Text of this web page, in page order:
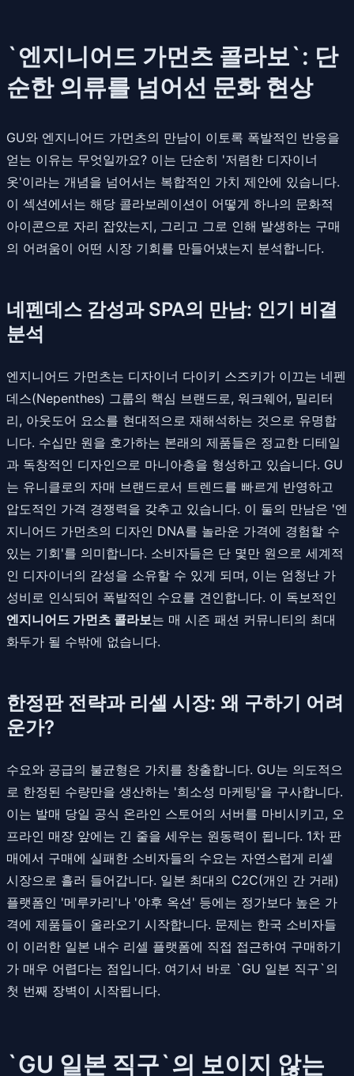
`엔지니어드 가먼츠 콜라보`: 단
순한 의류를 넘어선 문화 현상
GU와 엔지니어드 가먼츠의 만남이 이토록 폭발적인 반응을
얻는 이유는 무엇일까요? 이는 단순히 '저렴한 디자이너
옷'이라는 개념을 넘어서는 복합적인 가치 제안에 있습니다.
이 섹션에서는 해당 콜라보레이션이 어떻게 하나의 문화적
아이콘으로 자리 잡았는지, 그리고 그로 인해 발생하는 구매
의 어려움이 어떤 시장 기회를 만들어냈는지 분석합니다.
네펜데스 감성과 SPA의 만남: 인기 비결
분석
엔지니어드 가먼츠는 디자이너 다이키 스즈키가 이끄는 네펜
데스(Nepenthes) 그룹의 핵심 브랜드로, 워크웨어, 밀리터
리, 아웃도어 요소를 현대적으로 재해석하는 것으로 유명합
니다. 수십만 원을 호가하는 본래의 제품들은 정교한 디테일
과 독창적인 디자인으로 마니아층을 형성하고 있습니다. GU
는 유니클로의 자매 브랜드로서 트렌드를 빠르게 반영하고
압도적인 가격 경쟁력을 갖추고 있습니다. 이 둘의 만남은 '엔
지니어드 가먼츠의 디자인 DNA를 놀라운 가격에 경험할 수
있는 기회'를 의미합니다. 소비자들은 단 몇만 원으로 세계적
인 디자이너의 감성을 소유할 수 있게 되며, 이는 엄청난 가
성비로 인식되어 폭발적인 수요를 견인합니다. 이 독보적인
엔지니어드 가먼츠 콜라보는 매 시즌 패션 커뮤니티의 최대
화두가 될 수밖에 없습니다.
한정판 전략과 리셀 시장: 왜 구하기 어려
운가?
수요와 공급의 불균형은 가치를 창출합니다. GU는 의도적으
로 한정된 수량만을 생산하는 '희소성 마케팅'을 구사합니다.
이는 발매 당일 공식 온라인 스토어의 서버를 마비시키고, 오
프라인 매장 앞에는 긴 줄을 세우는 원동력이 됩니다. 1차 판
매에서 구매에 실패한 소비자들의 수요는 자연스럽게 리셀
시장으로 흘러 들어갑니다. 일본 최대의 C2C(개인 간 거래)
플랫폼인 '메루카리'나 '야후 옥션' 등에는 정가보다 높은 가
격에 제품들이 올라오기 시작합니다. 문제는 한국 소비자들
이 이러한 일본 내수 리셀 플랫폼에 직접 접근하여 구매하기
가 매우 어렵다는 점입니다. 여기서 바로 `GU 일본 직구`의
첫 번째 장벽이 시작됩니다.
`GU 일본 직구`의 보이지 않는